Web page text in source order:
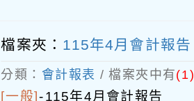
檔案夾： 115年4月會計報告
分類： 會計報表 / 檔案夾中有(1)
[一般]-115年4月會計報告